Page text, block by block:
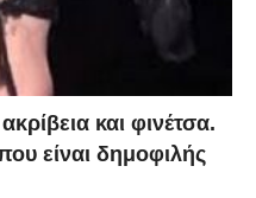
και φινέτσα.
είναι δημοφιλής